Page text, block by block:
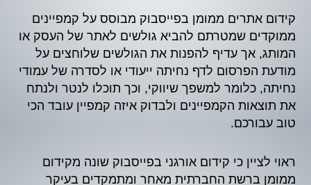
קידום אתרים ממומן בפייסבוק מבוסס על קמפיינים
ממוקדים שמטרתם להביא גולשים לאתר של העסק או
המותג, אך עדיף להפנות את הגולשים שלוחצים על
מודעת הפרסום לדף נחיתה ייעודי או לסדרה של עמודי
נחיתה, כלומר למשפך שיווקי, וכך תוכלו לנטר ולנתח
את תוצאות הקמפיינים ולבדוק איזה קמפיין עובד הכי
טוב עבורכם.
ראוי לציין כי קידום אורגני בפייסבוק שונה מקידום
ממומן ברשת החברתית מאחר ומתמקדים בעיקר